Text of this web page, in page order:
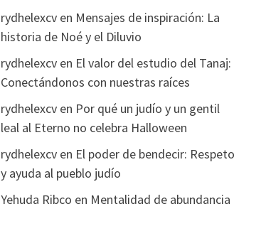
rydhelexcven Mensajes de inspiración: La
historia de Noé y el Diluvio
rydhelexcven El valor del estudio del Tanaj:
Conectándonos con nuestras raíces
rydhelexcven Por qué un judío y un gentil
leal al Eterno no celebra Halloween
rydhelexcven El poder de bendecir: Respeto
y ayuda al pueblo judío
Yehuda Ribco en Mentalidad de abundancia